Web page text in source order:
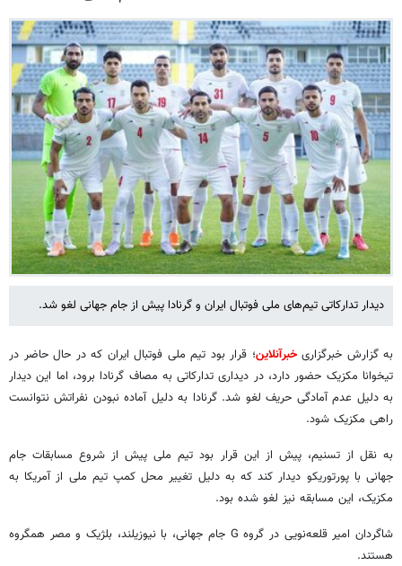
دیدار تدارکاتی تیم‌های ملی فوتبال ایران و گرنادا پیش از جام جهانی لغو شد.
به گزارش خبرگزاریخبرآنلاین؛ قرار بود تیم ملی فوتبال ایران که در حال حاضر در
تیخوانا مکزیک حضور دارد، در دیداری تدارکاتی به مصاف گرنادا برود، اما این دیدار
به دلیل عدم آمادگی حریف لغو شد. گرنادا به دلیل آماده نبودن نفراتش نتوانست
راهی مکزیک شود.
به نقل از تسنیم، پیش از این قرار بود تیم ملی پیش از شروع مسابقات جام
جهانی با پورتوریکو دیدار کند که به دلیل تغییر محل کمپ تیم ملی از آمریکا به
مکزیک، این مسابقه نیز لغو شده بود.
شاگردان امیر قلعه‌نویی در گروه G جام جهانی، با نیوزیلند، بلژیک و مصر همگروه
هستند.